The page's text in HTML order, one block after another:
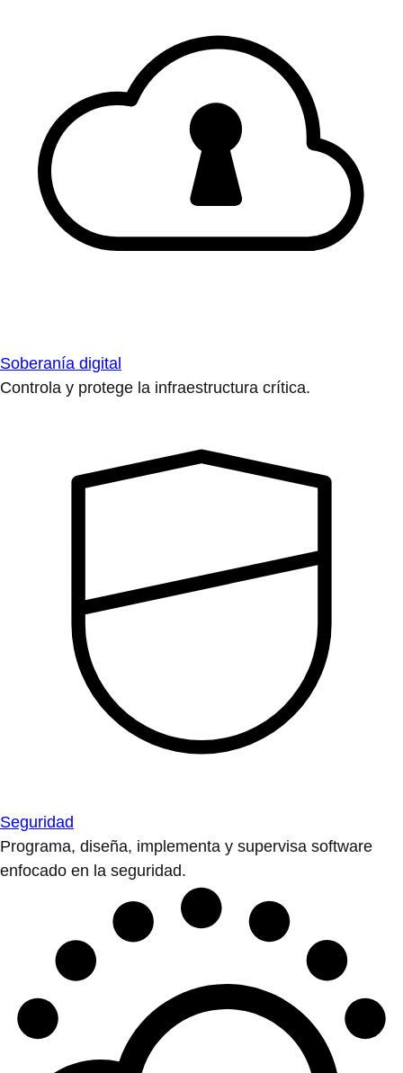
Soberanía digital
Controla y protege la infraestructura crítica.
Seguridad
Programa, diseña, implementa y supervisa software
enfocado en la seguridad.